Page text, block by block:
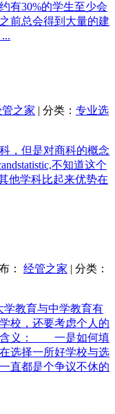
有30%的学生至少会
前总会得到大量的建
之家 | 分类： 专业选
，但是对商科的概念
不知道这个
他学科比起来优势在
： 经管之家 | 分类：
教育与中学教育有
校，还要考虑个人的
含义： 一是如何填
择一所好学校与选
直都是个争议不休的